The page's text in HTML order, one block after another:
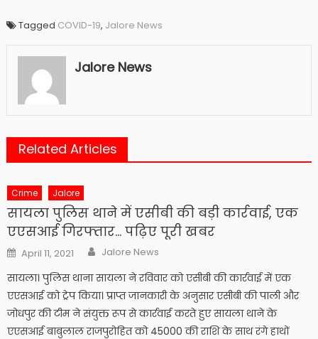
Tagged COVID-19, Jalore News
Jalore News
Related Articles
Crime Jalore
सायला पुलिस थाने में एसीबी की बड़ी कार्रवाई, एक
एएसआई गिरफ्तार… पढ़िए पूरी खबर
Posted
on
April 11, 2021 Author
Jalore News
सायला। पुलिस थाना सायला ने रविवार को एसीबी की कार्रवाई में एक
एएसआई को ट्रेप किया। प्राप्त जानकारी के अनुसार एसीबी की पाली और
जोधपुर की टीम ने संयुक्त रूप से कार्रवाई करते हुए सायला थाने के
एएसआई बाबुलाल राजपुरोहित को 45000 की राशि के साथ रंगे हाथों